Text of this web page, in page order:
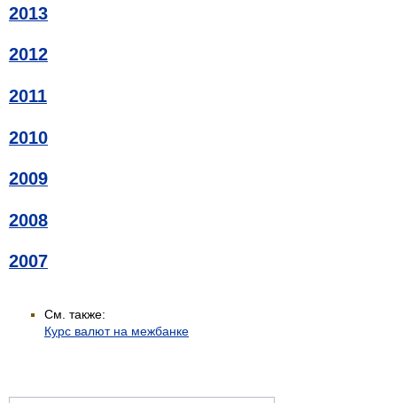
2013
2012
2011
2010
2009
2008
2007
См. также:
Курс валют на межбанке